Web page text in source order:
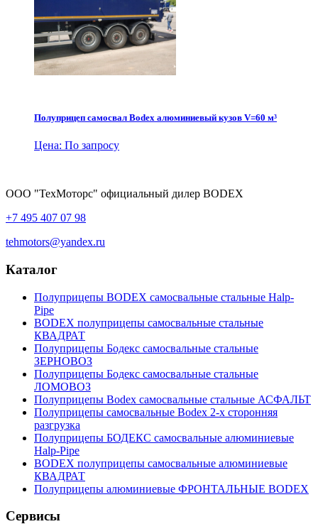
Полуприцеп самосвал Bodex алюминиевый кузов V=60 м³
Цена: По запросу
ООО "ТехМоторс" официальный дилер BODEX
+7 495 407 07 98
tehmotors@yandex.ru
Каталог
Полуприцепы BODEX самосвальные стальные Нalp-
Pipe
BODEX полуприцепы самосвальные стальные
КВАДРАТ
Полуприцепы Бодекс самосвальные стальные
ЗЕРНОВОЗ
Полуприцепы Бодекс самосвальные стальные
ЛОМОВОЗ
Полуприцепы Bodex самосвальные стальные АСФАЛЬТ
Полуприцепы самосвальные Bodex 2-х сторонняя
разгрузка
Полуприцепы БОДЕКС самосвальные алюминиевые
Нalp-Pipe
BODEX полуприцепы самосвальные алюминиевые
КВАДРАТ
Полуприцепы алюминиевые ФРОНТАЛЬНЫЕ BODEX
Сервисы